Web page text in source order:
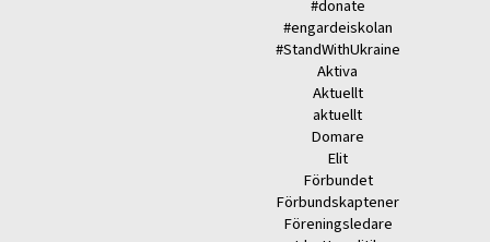
#donate
#engardeiskolan
#StandWithUkraine
Aktiva
Aktuellt
aktuellt
Domare
Elit
Förbundet
Förbundskaptener
Föreningsledare